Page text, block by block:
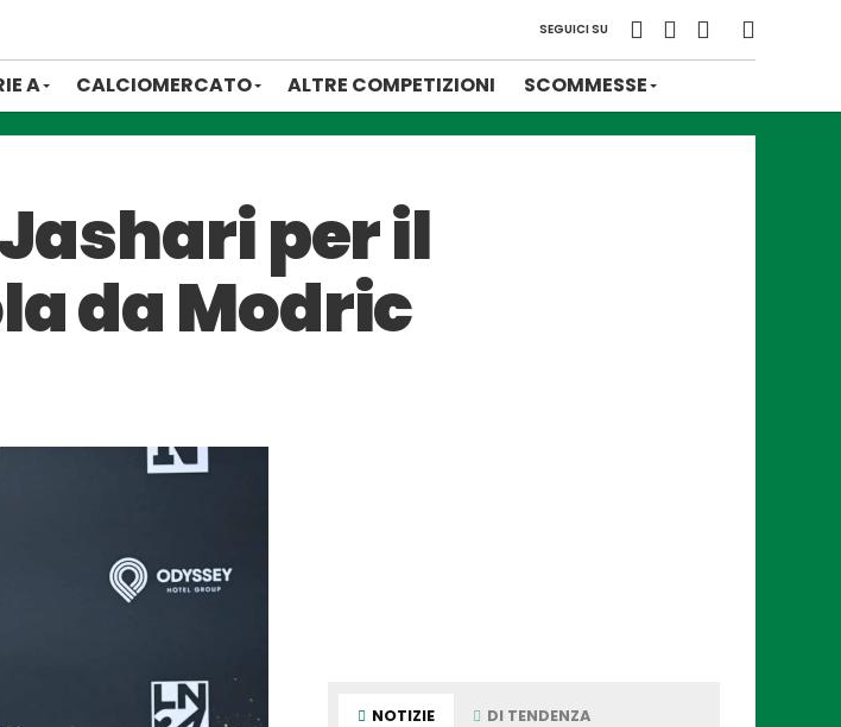
SEGUICI SU
A CALCIOMERCATO ALTRE COMPETIZIONI SCOMMESSE
per il
da Modric
NOTIZIE DI TENDENZA